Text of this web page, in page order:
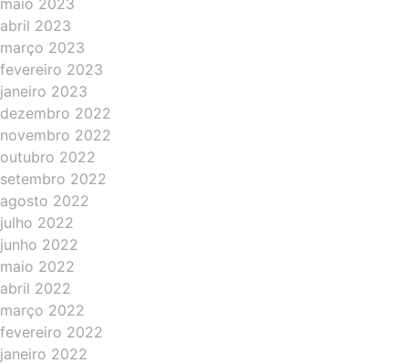
maio 2023
abril 2023
março 2023
fevereiro 2023
janeiro 2023
dezembro 2022
novembro 2022
outubro 2022
setembro 2022
agosto 2022
julho 2022
junho 2022
maio 2022
abril 2022
março 2022
fevereiro 2022
janeiro 2022